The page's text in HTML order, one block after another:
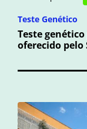
Teste Genético
Teste
oferecido pelo